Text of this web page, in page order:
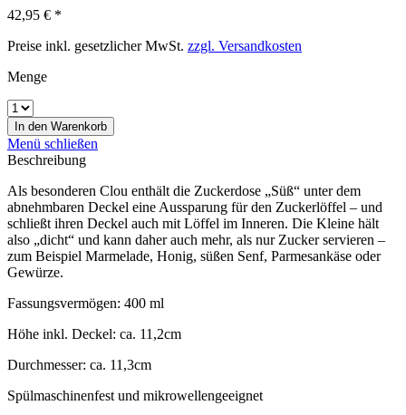
42,95 € *
Preise inkl. gesetzlicher MwSt. zzgl. Versandkosten
Menge
In den Warenkorb
Menü schließen
Beschreibung
Als besonderen Clou enthält die Zuckerdose „Süß“ unter dem
abnehmbaren Deckel eine Aussparung für den Zuckerlöffel – und
schließt ihren Deckel auch mit Löffel im Inneren. Die Kleine hält
also „dicht“ und kann daher auch mehr, als nur Zucker servieren –
zum Beispiel Marmelade, Honig, süßen Senf, Parmesankäse oder
Gewürze.
Fassungsvermögen: 400 ml
Höhe inkl. Deckel: ca. 11,2cm
Durchmesser: ca. 11,3cm
Spülmaschinenfest und mikrowellengeeignet